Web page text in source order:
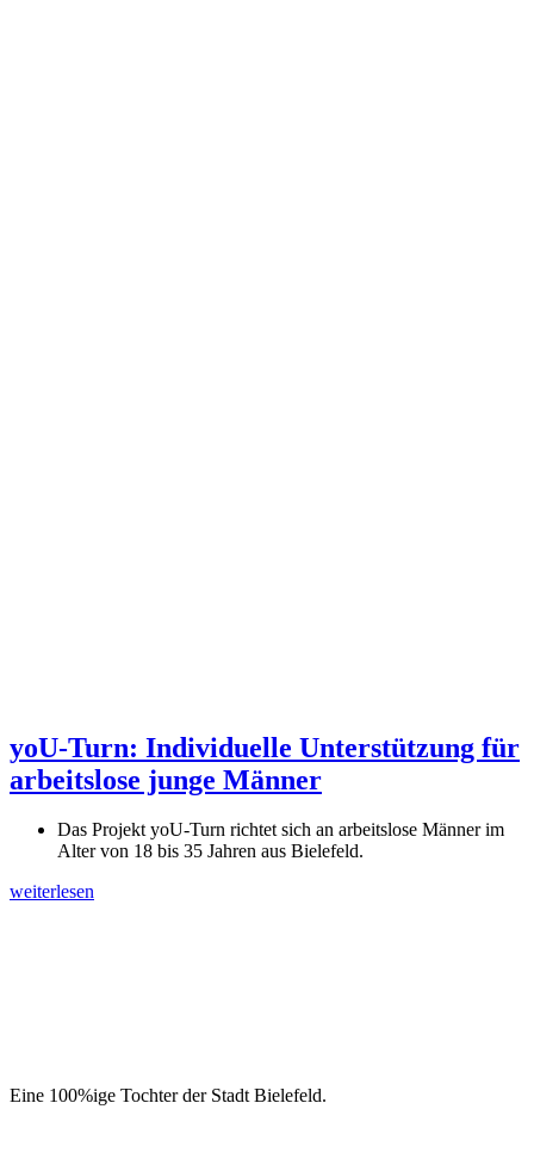
yoU-Turn: Individuelle Unterstützung für
arbeitslose junge Männer
Das Projekt yoU-Turn richtet sich an arbeitslose Männer im
Alter von 18 bis 35 Jahren aus Bielefeld.
weiterlesen
Eine 100%ige Tochter der Stadt Bielefeld.